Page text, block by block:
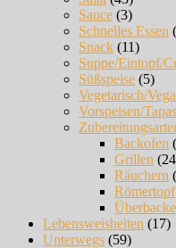
Sauce (3)
Schnelles Essen
Snack (11)
Suppe/Eintopf/
Süßspeise (5)
Vegetarisch/
Vorspeisen/Tapas
Backofen
Grillen
Räuchern
Römertopf
Lebensweisheiten (17)
Unterwegs (59)